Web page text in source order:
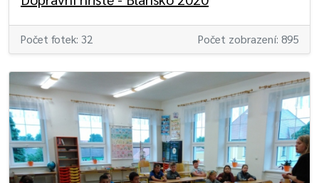
Počet fotek: 32 Počet zobrazení: 895